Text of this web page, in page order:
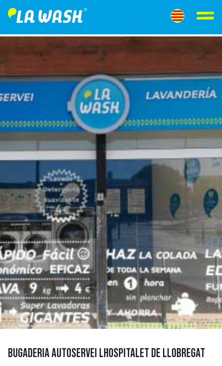
BUGADERIA AUTOSERVEI L´HOSPITALET DE LLOBREGAT